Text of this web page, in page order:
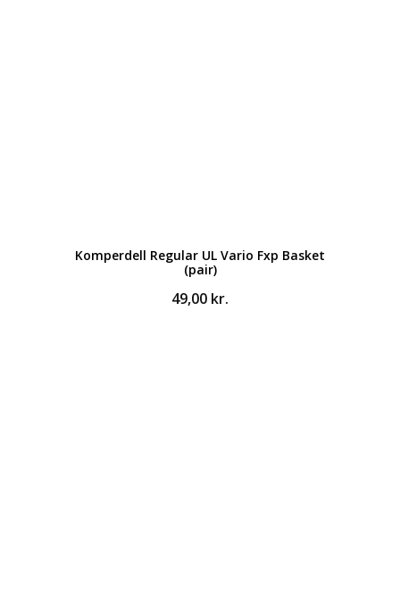
Komperdell Regular UL Vario Fxp Basket
(pair)
49,00 kr.